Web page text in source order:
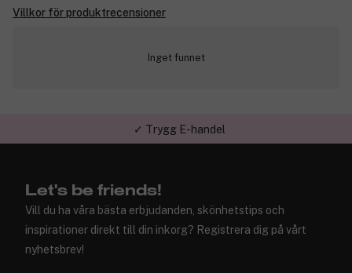
Villkor för produktrecensioner
Inget funnet
✓ Trygg E-handel
Let's be friends!
Vill du ha våra bästa erbjudanden, skönhetstips och
inspirationer direkt till din inkorg? Registrera dig på vårt
nyhetsbrev!